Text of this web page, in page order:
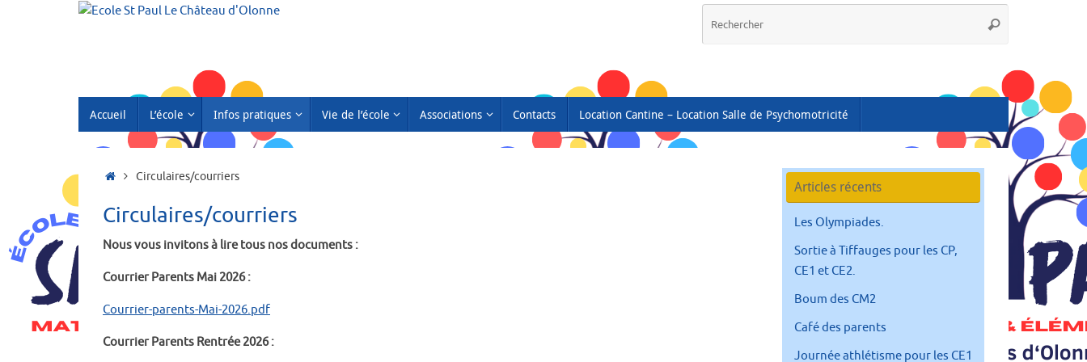
Rechercher
Accueil L’école Infos pratiques Vie de l’école Associations Contacts Location Cantine – Location Salle de Psychomotricité
Accueil
Circulaires/courriers
Circulaires/courriers
Nous vous invitons à lire tous nos documents :
Courrier Parents Mai 2026 :
Courrier-parents-Mai-2026.pdf
Courrier Parents Rentrée 2026 :
Articles récents
Les Olympiades.
Sortie à Tiffauges pour les CP,
CE1 et CE2.
Boum des CM2
Café des parents
Journée athlétisme pour les CE1